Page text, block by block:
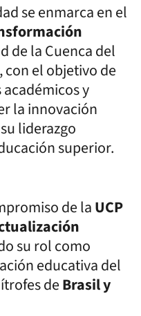
se enmarca en el
de la Cuenca del
el objetivo de
y
la innovación
liderazgo
superior.
de laUCP
su rol como
educativa del
deBrasil y